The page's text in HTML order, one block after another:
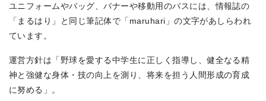
ユニフォームやバッグ、バナーや移動用のバスには、情報誌の
「まるはり」と同じ筆記体で「maruhari」の文字があしらわれ
ています。
運営方針は「野球を愛する中学生に正しく指導し、健全なる精
神と強健な身体・技の向上を測り、将来を担う人間形成の育成
に努める」。